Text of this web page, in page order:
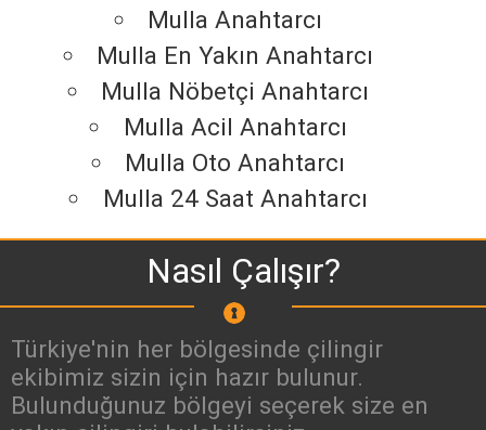
Mulla Anahtarcı
Mulla En Yakın Anahtarcı
Mulla Nöbetçi Anahtarcı
Mulla Acil Anahtarcı
Mulla Oto Anahtarcı
Mulla 24 Saat Anahtarcı
Nasıl Çalışır?
Türkiye'nin her bölgesinde çilingir
ekibimiz sizin için hazır bulunur.
Bulunduğunuz bölgeyi seçerek size en